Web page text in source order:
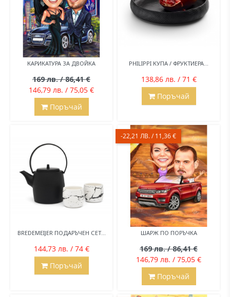
КАРИКАТУРА ЗА ДВОЙКА
169 лв. / 86,41 €
146,79 лв. / 75,05 €
Поръчай
PHILIPPI КУПА / ФРУКТИЕРА...
138,86 лв. / 71 €
Поръчай
BREDEMEIJER ПОДАРЪЧЕН СЕТ...
144,73 лв. / 74 €
Поръчай
ШАРЖ ПО ПОРЪЧКА
169 лв. / 86,41 €
146,79 лв. / 75,05 €
-22,21 ЛВ. / 11,36 €
Поръчай